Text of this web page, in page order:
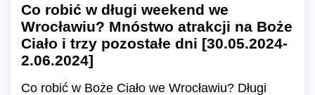
Co robić w długi weekend we
Wrocławiu? Mnóstwo atrakcji na Boże
Ciało i trzy pozostałe dni [30.05.2024-
2.06.2024]
Co robić w Boże Ciało we Wrocławiu? Długi